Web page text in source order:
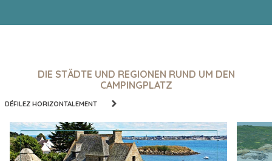
DIE STÄDTE UND REGIONEN RUND UM DEN
CAMPINGPLATZ
DÉFILEZ HORIZONTALEMENT